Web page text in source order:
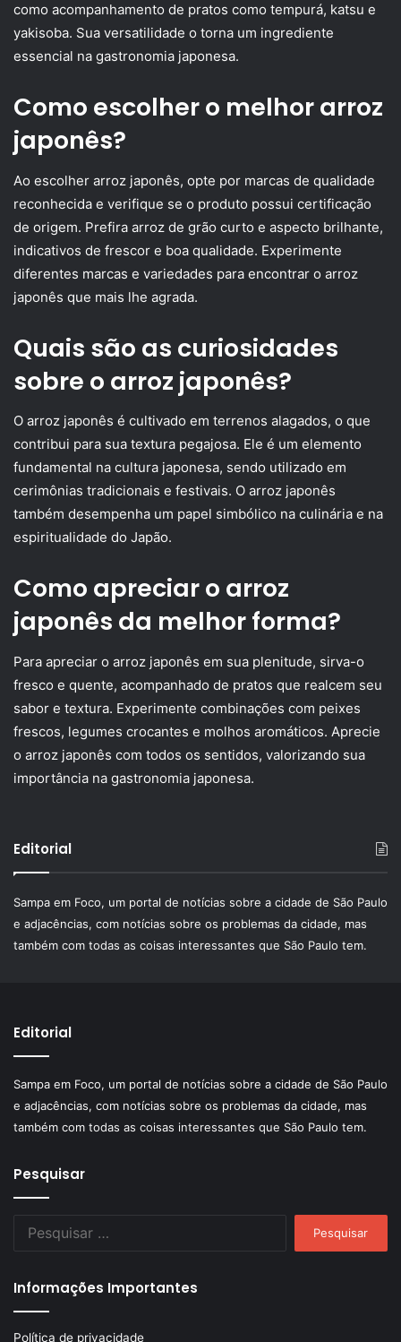
como acompanhamento de pratos como tempurá, katsu e
yakisoba. Sua versatilidade o torna um ingrediente
essencial na gastronomia japonesa.
Como escolher o melhor arroz
japonês?
Ao escolher arroz japonês, opte por marcas de qualidade
reconhecida e verifique se o produto possui certificação
de origem. Prefira arroz de grão curto e aspecto brilhante,
indicativos de frescor e boa qualidade. Experimente
diferentes marcas e variedades para encontrar o arroz
japonês que mais lhe agrada.
Quais são as curiosidades
sobre o arroz japonês?
O arroz japonês é cultivado em terrenos alagados, o que
contribui para sua textura pegajosa. Ele é um elemento
fundamental na cultura japonesa, sendo utilizado em
cerimônias tradicionais e festivais. O arroz japonês
também desempenha um papel simbólico na culinária e na
espiritualidade do Japão.
Como apreciar o arroz
japonês da melhor forma?
Para apreciar o arroz japonês em sua plenitude, sirva-o
fresco e quente, acompanhado de pratos que realcem seu
sabor e textura. Experimente combinações com peixes
frescos, legumes crocantes e molhos aromáticos. Aprecie
o arroz japonês com todos os sentidos, valorizando sua
importância na gastronomia japonesa.
Editorial
Sampa em Foco, um portal de notícias sobre a cidade de São Paulo
e adjacências, com notícias sobre os problemas da cidade, mas
também com todas as coisas interessantes que São Paulo tem.
Editorial
Sampa em Foco, um portal de notícias sobre a cidade de São Paulo
e adjacências, com notícias sobre os problemas da cidade, mas
também com todas as coisas interessantes que São Paulo tem.
Pesquisar
Informações Importantes
Política de privacidade